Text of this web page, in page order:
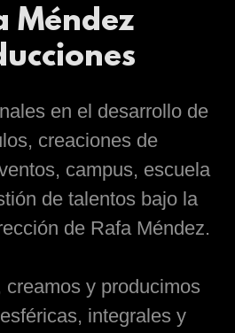
Méndez
en el desarrollo de
creaciones de
campus, escuela
de talentos bajo la
de Rafa Méndez.
creamos y producimos
integrales y